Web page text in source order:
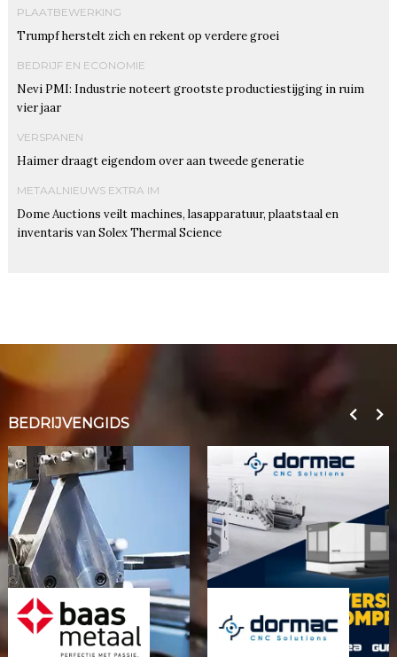
PLAATBEWERKING
Trumpf herstelt zich en rekent op verdere groei
BEDRIJF EN ECONOMIE
Nevi PMI: Industrie noteert grootste productiestijging in ruim
vier jaar
VERSPANEN
Haimer draagt eigendom over aan tweede generatie
METAALNIEUWS EXTRA IM
Dome Auctions veilt machines, lasapparatuur, plaatstaal en
inventaris van Solex Thermal Science
BEDRIJVENGIDS